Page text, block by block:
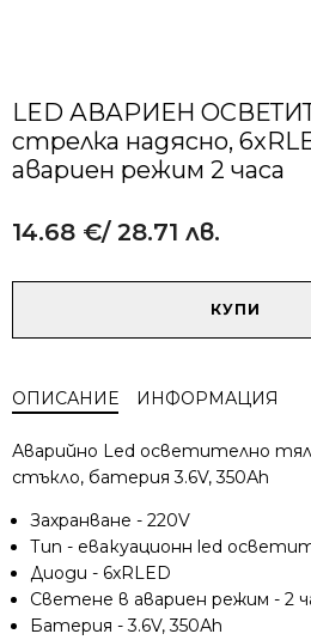
LED АВАРИЕН
стрелка надясно,
авариен режим 2 часа
14.68 €/ 28.71 лв.
ОСВЕТИТЕЛ,
със
стрелка
6xRLED,
светене
в
авариен
режим
КУПИ
ОПИСАНИЕ ИНФОРМАЦИЯ
Аварийно Led осветително
стъкло, батерия 3.6V, 350Аh
Захранване - 220V
Тип - евакуационн led
Диоди - 6xRLED
Светене в авариен режим - 2
Батерия - 3.6V, 350Аh